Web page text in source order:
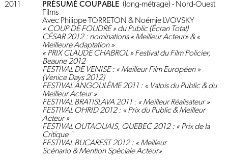
2011
PRÉSUMÉ COUPABLE (long-métrage) - Nord-Ouest
Films
Avec Philippe TORRETON & Noémie LVOVSKY
« COUP DE FOUDRE » du Public (Écran Total)
CÉSAR 2012 : nominations « Meilleur Acteur» & «
Meilleure Adaptation »
« PRIX CLAUDE CHABROL » Festival du Film Policier,
Beaune 2012
FESTIVAL DE VENISE : « Meilleur Film Européen »
(Venice Days 2012)
FESTIVAL ANGOULÈME 2011 : « Valois du Public & du
Meilleur Acteur »
FESTIVAL BRATISLAVA 2011 : « Meilleur Réalisateur »
FESTIVAL OHRID 2012 : « Prix du Public & Meilleur
Acteur »
FESTIVAL OUTAOUAIS, QUEBEC 2012 : « Prix de la
Critique "
FESTIVAL BUCAREST 2012 : « Meilleur
Scénario & Mention Spéciale Acteur»